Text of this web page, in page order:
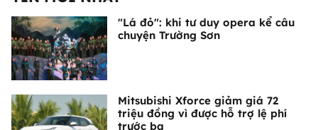
"Lá đỏ": khi tư duy opera kể câu
chuyện Trường Sơn
Mitsubishi Xforce giảm giá 72
triệu đồng vì được hỗ trợ lệ phí
trước bạ